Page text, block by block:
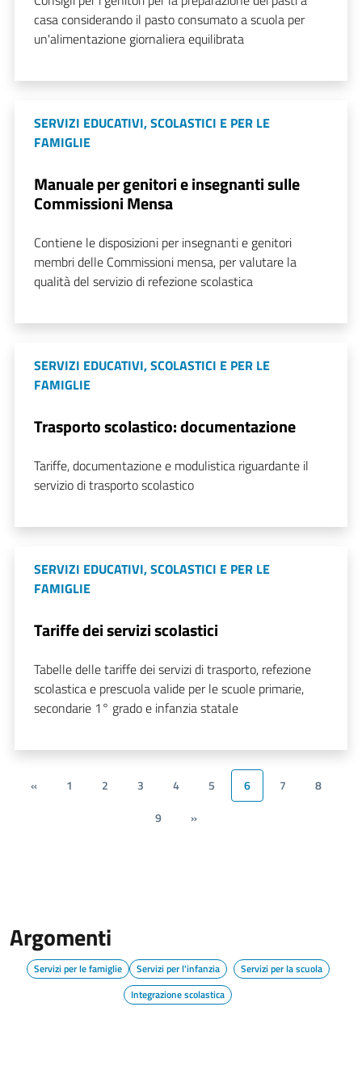
casa considerando il pasto consumato a scuola per
un'alimentazione giornaliera equilibrata
SERVIZI EDUCATIVI, SCOLASTICI E PER LE
FAMIGLIE
Manuale per genitori e insegnanti sulle
Commissioni Mensa
Contiene le disposizioni per insegnanti e genitori
membri delle Commissioni mensa, per valutare la
qualità del servizio di refezione scolastica
SERVIZI EDUCATIVI, SCOLASTICI E PER LE
FAMIGLIE
Trasporto scolastico: documentazione
Tariffe, documentazione e modulistica riguardante il
servizio di trasporto scolastico
SERVIZI EDUCATIVI, SCOLASTICI E PER LE
FAMIGLIE
Tariffe dei servizi scolastici
Tabelle delle tariffe dei servizi di trasporto, refezione
scolastica e prescuola valide per le scuole primarie,
secondarie 1° grado e infanzia statale
« 1 2 3 4 5 6 7
8
9
»
Argomenti
Servizi per le famiglie Servizi per l'infanzia
Servizi per la scuola
Integrazione scolastica